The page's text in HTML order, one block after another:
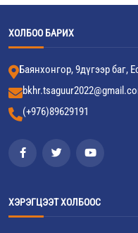
ХОЛБОО БАРИХ
Баянхонгор, 9дүгээр баг,
(+976)89629191
ХЭРЭГЦЭЭТ ХОЛБООС